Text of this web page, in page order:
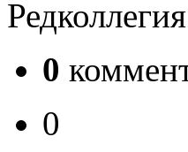
Редколлегия
0
0